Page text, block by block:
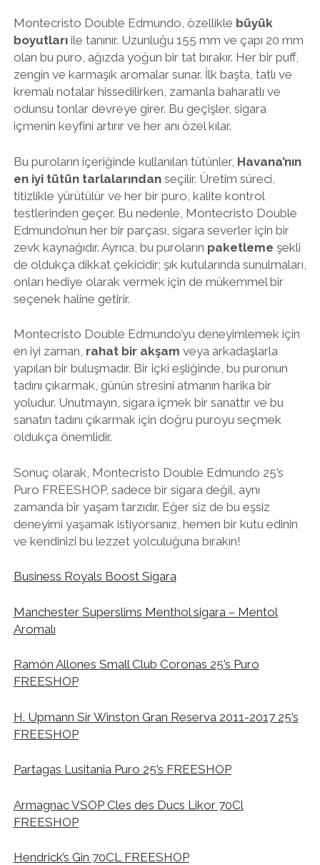
Montecristo Double Edmundo, özellikle büyük
boyutlarıile tanınır. Uzunluğu 155 mm ve çapı 20 mm
olan bu puro, ağızda yoğun bir tat bırakır. Her bir puff,
zengin ve karmaşık aromalar sunar. İlk başta, tatlı ve
kremalı notalar hissedilirken, zamanla baharatlı ve
odunsu tonlar devreye girer. Bu geçişler, sigara
içmenin keyfini artırır ve her anı özel kılar.
Bu puroların içeriğinde kullanılan tütünler, Havana’nın
en iyi tütün tarlalarındanseçilir. Üretim süreci,
titizlikle yürütülür ve her bir puro, kalite kontrol
testlerinden geçer. Bu nedenle, Montecristo Double
Edmundo’nun her bir parçası, sigara severler için bir
zevk kaynağıdır. Ayrıca, bu puroların paketleme şekli
de oldukça dikkat çekicidir; şık kutularında sunulmaları,
onları hediye olarak vermek için de mükemmel bir
seçenek haline getirir.
Montecristo Double Edmundo’yu deneyimlemek için
en iyi zaman, rahat bir akşam veya arkadaşlarla
yapılan bir buluşmadır. Bir içki eşliğinde, bu puronun
tadını çıkarmak, günün stresini atmanın harika bir
yoludur. Unutmayın, sigara içmek bir sanattır ve bu
sanatın tadını çıkarmak için doğru puroyu seçmek
oldukça önemlidir.
Sonuç olarak, Montecristo Double Edmundo 25’s
Puro FREESHOP, sadece bir sigara değil, aynı
zamanda bir yaşam tarzıdır. Eğer siz de bu eşsiz
deneyimi yaşamak istiyorsanız, hemen bir kutu edinin
ve kendinizi bu lezzet yolculuğuna bırakın!
Business Royals Boost Sigara
Manchester Superslims Menthol sigara – Mentol
Aromalı
Ramón Allones Small Club Coronas 25’s Puro
FREESHOP
H. Upmann Sir Winston Gran Reserva 2011-2017 25’s
FREESHOP
Partagas Lusitania Puro 25’s FREESHOP
Armagnac VSOP Cles des Ducs Likor 70Cl
FREESHOP
Hendrick’s Gin 70CL FREESHOP